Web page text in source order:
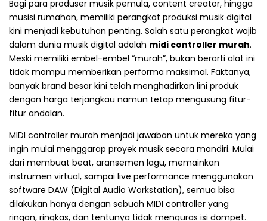
Bagi para produser musik pemula, content creator, hingga
musisi rumahan, memiliki perangkat produksi musik digital
kini menjadi kebutuhan penting. Salah satu perangkat wajib
dalam dunia musik digital adalah midi controller murah.
Meski memiliki embel-embel “murah”, bukan berarti alat ini
tidak mampu memberikan performa maksimal. Faktanya,
banyak brand besar kini telah menghadirkan lini produk
dengan harga terjangkau namun tetap mengusung fitur-
fitur andalan.
MIDI controller murah menjadi jawaban untuk mereka yang
ingin mulai menggarap proyek musik secara mandiri. Mulai
dari membuat beat, aransemen lagu, memainkan
instrumen virtual, sampai live performance menggunakan
software DAW (Digital Audio Workstation), semua bisa
dilakukan hanya dengan sebuah MIDI controller yang
ringan, ringkas, dan tentunya tidak menguras isi dompet.